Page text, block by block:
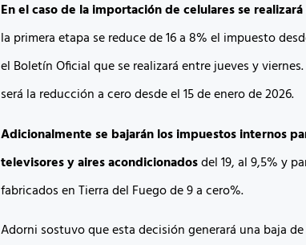
En el caso de la importación de celulares se
la primera etapa se reduce de 16 a 8% el impuesto
el Boletín Oficial que se realizará entre jueves y
será la reducción a cero desde el 15 de enero de 2026.
Adicionalmente se bajarán los impuestos internos
televisores y aires acondicionadosdel 19, al 9,5% y
fabricados en Tierra del Fuego de 9 a cero%.
Adorni sostuvo que esta decisión generará una baja